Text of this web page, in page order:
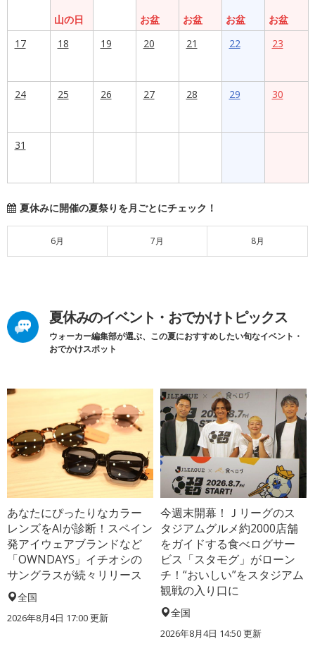
山の日 お盆 お盆 お盆
お盆
17
18 19 20 21 22 23
24 25 26 27 28 29 30
31
夏休みに開催の夏祭りを月ごとにチェック！
6月 7月 8月
夏休みのイベント・おでかけトピックス
ウォーカー編集部が選ぶ、この夏におすすめしたい旬なイベント・
おでかけスポット
あなたにぴったりなカラー
レンズをAIが診断！スペイン
発アイウェアブランドなど
「OWNDAYS」イチオシの
サングラスが続々リリース
全国
2026年8月4日 17:00更新
今週末開幕！Ｊリーグのス
タジアムグルメ約2000店舗
をガイドする食べログサー
ビス「スタモグ」がローン
チ！“おいしい”をスタジアム
観戦の入り口に
全国
2026年8月4日 14:50更新